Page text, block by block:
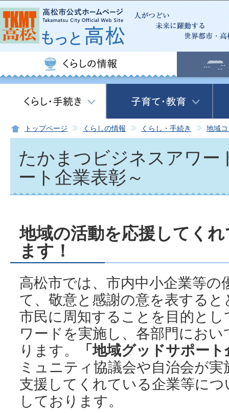
この
トップページ くらしの情報 くらし・手続き 地域
たかまつビジネスアワー
ート企業表彰～
地域の活動を応援してく
ます！
高松市では、市内中小企業等
て、敬意と感謝の意を表する
市民に周知することを目的と
ワードを実施し、各部門にお
ります。
「地域グッドサポー
ミュニティ協議会や自治会が
支援してくれている企業等に
しております。